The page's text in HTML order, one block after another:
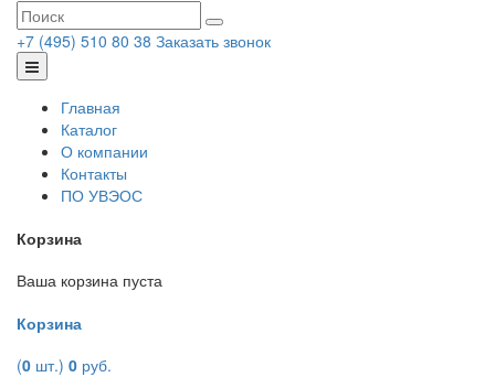
+7 (495) 510 80 38 Заказать звонок
Главная
Каталог
О компании
Контакты
ПО УВЭОС
Корзина
Ваша корзина пуста
Корзина
(0 шт.) 0 руб.